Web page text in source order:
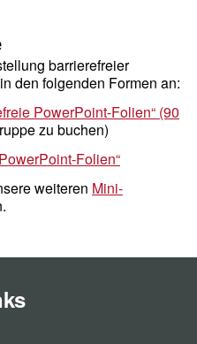
barrierefreier
den folgenden Formen an:
PowerPoint-Folien“ (90
zu buchen)
Folien“
weiteren Mini-